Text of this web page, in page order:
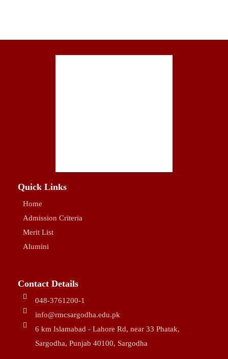
Quick Links
Home
Admission Criteria
Merit List
Alumini
Contact Details
048-3761200-1
info@rmcsargodha.edu.pk
6 km Islamabad - Lahore Rd, near 33 Phatak,
Sargodha, Punjab 40100, Sargodha